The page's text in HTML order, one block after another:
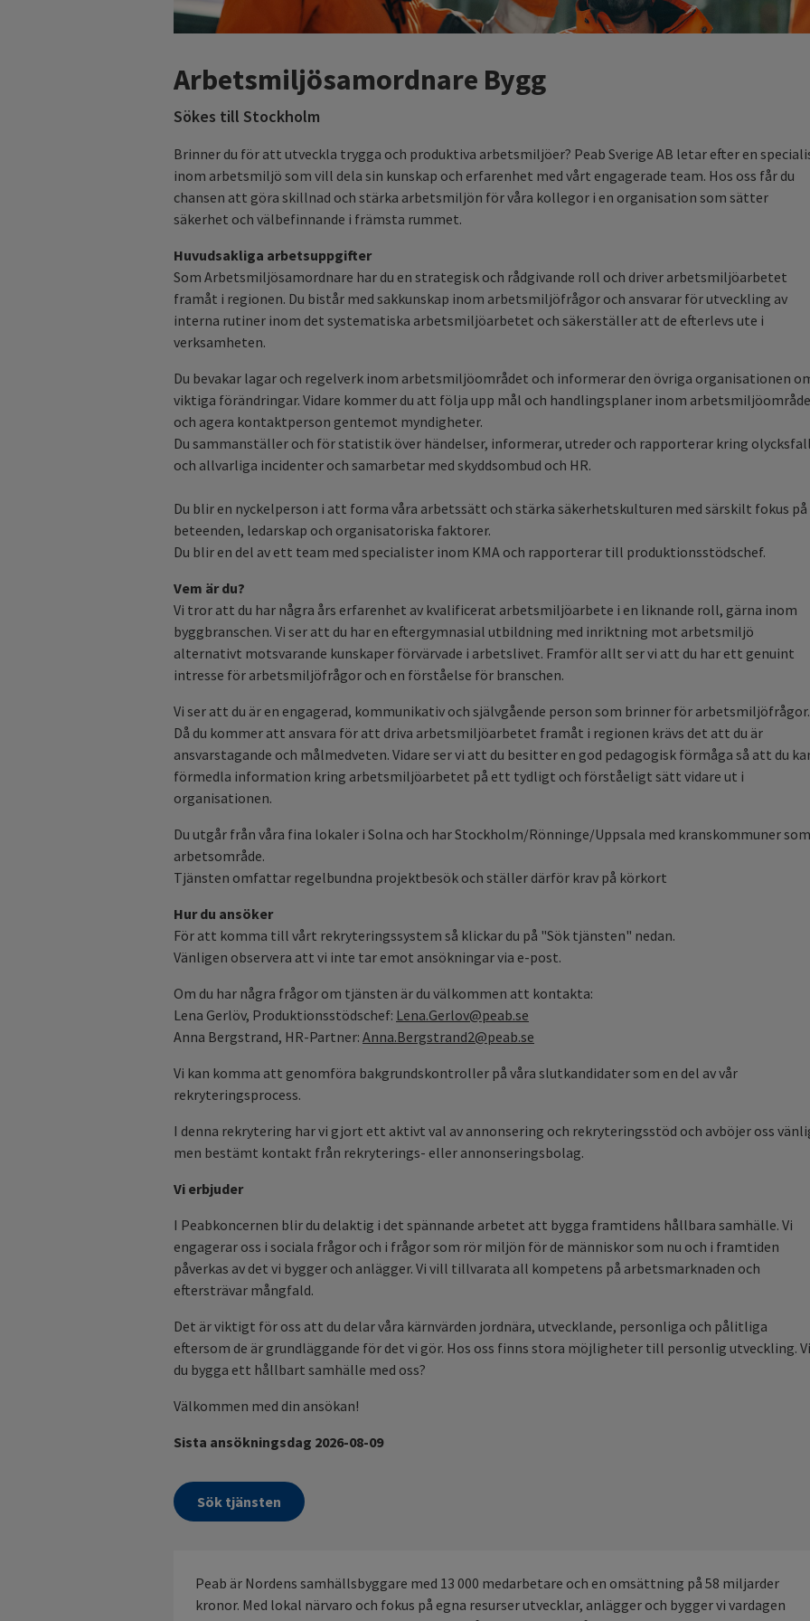
Arbetsmiljösamordnare Bygg
Sökes till Stockholm
Brinner du för att utveckla trygga och produktiva arbetsmiljöer? Peab Sverige AB letar efter en
inom arbetsmiljö som vill dela sin kunskap och erfarenhet med vårt engagerade team. Hos oss får du
chansen att göra skillnad och stärka arbetsmiljön för våra kollegor i en organisation som sätter
säkerhet och välbefinnande i främsta rummet.
Huvudsakliga arbetsuppgifter
Som Arbetsmiljösamordnare har du en strategisk och rådgivande roll och driver arbetsmiljöarbetet
framåt i regionen. Du bistår med sakkunskap inom arbetsmiljöfrågor och ansvarar för utveckling av
interna rutiner inom det systematiska arbetsmiljöarbetet och säkerställer att de efterlevs ute i
verksamheten.
Du bevakar lagar och regelverk inom arbetsmiljöområdet och informerar den övriga organisationen
viktiga förändringar. Vidare kommer du att följa upp mål och handlingsplaner inom
och agera kontaktperson gentemot myndigheter.
Du sammanställer och för statistik över händelser, informerar, utreder och rapporterar kring
och allvarliga incidenter och samarbetar med skyddsombud och HR.
Du blir en nyckelperson i att forma våra arbetssätt och stärka säkerhetskulturen med särskilt fokus på
beteenden, ledarskap och organisatoriska faktorer.
Du blir en del av ett team med specialister inom KMA och rapporterar till produktionsstödschef.
Vem är du?
Vi tror att du har några års erfarenhet av kvalificerat arbetsmiljöarbete i en liknande roll, gärna inom
byggbranschen. Vi ser att du har en eftergymnasial utbildning med inriktning mot arbetsmiljö
alternativt motsvarande kunskaper förvärvade i arbetslivet. Framför allt ser vi att du har ett genuint
intresse för arbetsmiljöfrågor och en förståelse för branschen.
Vi ser att du är en engagerad, kommunikativ och självgående person som brinner för arbetsmiljöfrågor.
Då du kommer att ansvara för att driva arbetsmiljöarbetet framåt i regionen krävs det att du är
ansvarstagande och målmedveten. Vidare ser vi att du besitter en god pedagogisk förmåga så att du
förmedla information kring arbetsmiljöarbetet på ett tydligt och förståeligt sätt vidare ut i
organisationen.
Du utgår från våra fina lokaler i Solna och har Stockholm/Rönninge/Uppsala med kranskommuner som
arbetsområde.
Tjänsten omfattar regelbundna projektbesök och ställer därför krav på körkort
Hur du ansöker
För att komma till vårt rekryteringssystem så klickar du på "Sök tjänsten" nedan.
Vänligen observera att vi inte tar emot ansökningar via e-post.
Om du har några frågor om tjänsten är du välkommen att kontakta:
Lena Gerlöv, Produktionsstödschef: Lena.Gerlov@peab.se
Anna Bergstrand, HR-Partner: Anna.Bergstrand2@peab.se
Vi kan komma att genomföra bakgrundskontroller på våra slutkandidater som en del av vår
rekryteringsprocess.
I denna rekrytering har vi gjort ett aktivt val av annonsering och rekryteringsstöd och avböjer oss
men bestämt kontakt från rekryterings- eller annonseringsbolag.
Vi erbjuder
I Peabkoncernen blir du delaktig i det spännande arbetet att bygga framtidens hållbara samhälle. Vi
engagerar oss i sociala frågor och i frågor som rör miljön för de människor som nu och i framtiden
påverkas av det vi bygger och anlägger. Vi vill tillvarata all kompetens på arbetsmarknaden och
eftersträvar mångfald.
Det är viktigt för oss att du delar våra kärnvärden jordnära, utvecklande, personliga och pålitliga
eftersom de är grundläggande för det vi gör. Hos oss finns stora möjligheter till personlig utveckling.
du bygga ett hållbart samhälle med oss?
Välkommen med din ansökan!
Sista ansökningsdag 2026-08-09
Sök tjänsten
Peab är Nordens samhällsbyggare med 13 000 medarbetare och en omsättning på 58 miljarder
kronor. Med lokal närvaro och fokus på egna resurser utvecklar, anlägger och bygger vi vardagen